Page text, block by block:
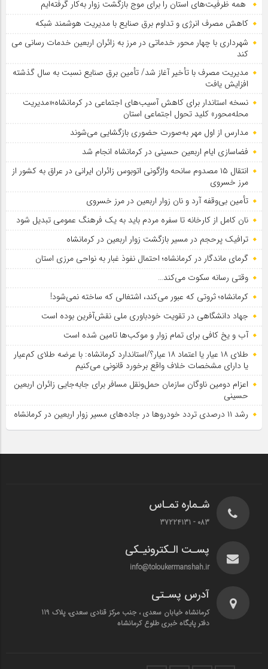
همه ظرفیت‌های استان را برای موج بازگشت زوار به‌کار گرفته‌ایم
کاهش مصرف انرژی و تداوم برق صنایع با مدیریت هوشمند شبکه
شهرداری با چهار محور خدماتی در مرز به زائران اربعین خدمات رسانی می
کند
مدیریت مصرف با تأخیر آغاز شد/ تأمین برق صنایع نسبت به سال گذشته
افزایش یافت
نسخه استاندار برای کاهش آسیب‌های اجتماعی در کرمانشاه؛«مدیریت
محله‌محور» کلید تحول اجتماعی استان
مدارس از اول مهر به‌صورت حضوری بازگشایی می‌شوند
فضاسازی ایام اربعین حسینی در کرمانشاه انجام شد
انتقال ۱۵ مصدوم سانحه واژگونی اتوبوس زائران ایرانی در عراق به کشور از
مرز خسروی
تأمین بی‌وقفه آرد و نان زوار اربعین در مرز خسروی
نان کامل از کارخانه تا سفره مردم باید به یک فرهنگ عمومی تبدیل شود
ترافیک پرحجم در مسیر بازگشت زوار اربعین در کرمانشاه
گرمای ماندگار در کرمانشاه؛ احتمال نفوذ غبار به نواحی مرزی استان
وقتی رسانه سکوت می‌کند…
کرمانشاه؛ ثروتی که عبور می‌کند، اشتغالی که ساخته نمی‌شود!
جهاد دانشگاهی در تقویت خودباوری ملی نقش‌آفرین بوده است
آب و یخ کافی برای تمام زوار و موکب‌ها تامین شده است
طلای ۱۸ عیار یا اعتماد ۱۸ عیار؟/استاندارد کرمانشاه: با عرضه طلای کم‌عیار
یا دارای مشخصات خلاف واقع برخورد قانونی می‌کنیم
اعزام دومین ناوگان سازمان حمل‌ونقل مسافر برای جابه‌جایی زائران اربعین
حسینی
رشد ۱۱ درصدی تردد خودروها در جاده‌های مسیر زوار اربعین در کرمانشاه
شـماره تمـاس
083 - 37224131
پسـت الـکترونیـکی
info@toloukermanshah.ir
آدرس پسـتی
کرمانشاه خیابان سعدی ، جنب مرکز قنادی سعدی، پلاک 119
دفتر پایگاه خبری طلوع کرمانشاه